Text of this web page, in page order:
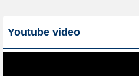
Youtube video